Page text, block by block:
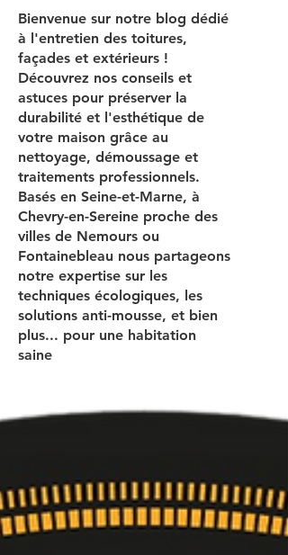
Bienvenue sur notre blog dédié
à l'entretien des toitures,
façades et extérieurs !
Découvrez nos conseils et
astuces pour préserver la
durabilité et l'esthétique de
votre maison grâce au
nettoyage, démoussage et
traitements professionnels.
Basés en Seine-et-Marne, à
Chevry-en-Sereine proche des
villes de Nemours ou
Fontainebleau nous partageons
notre expertise sur les
techniques écologiques, les
solutions anti-mousse, et bien
plus... pour une habitation
saine